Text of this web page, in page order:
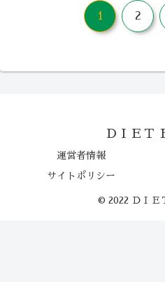
1 2
ＤＩＥＴ
運営者情報
サイトポリシー
© 2022 ＤＩＥ